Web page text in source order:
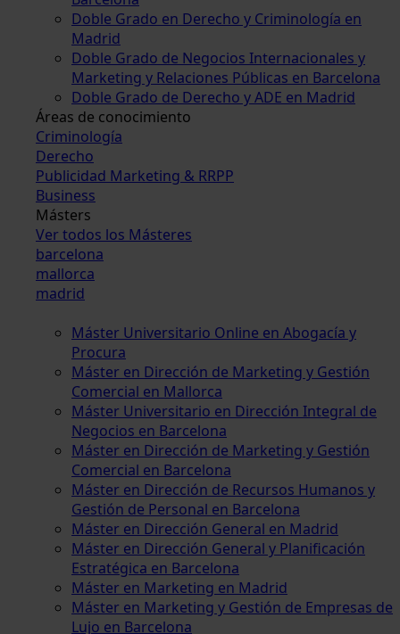
Doble Grado en Derecho y Criminología en
Madrid
Doble Grado de Negocios Internacionales y
Marketing y Relaciones Públicas en Barcelona
Doble Grado de Derecho y ADE en Madrid
Áreas de conocimiento
Criminología
Derecho
Publicidad Marketing & RRPP
Business
Másters
Ver todos los Másteres
barcelona
mallorca
madrid
Máster Universitario Online en Abogacía y
Procura
Máster en Dirección de Marketing y Gestión
Comercial en Mallorca
Máster Universitario en Dirección Integral de
Negocios en Barcelona
Máster en Dirección de Marketing y Gestión
Comercial en Barcelona
Máster en Dirección de Recursos Humanos y
Gestión de Personal en Barcelona
Máster en Dirección General en Madrid
Máster en Dirección General y Planificación
Estratégica en Barcelona
Máster en Marketing en Madrid
Máster en Marketing y Gestión de Empresas de
Lujo en Barcelona